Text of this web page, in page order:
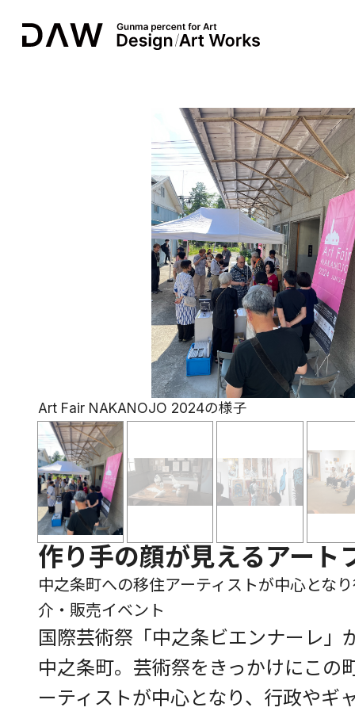
作り手の顔が見えるアート
中之条町への移住アーティストが中心とな
介・販売イベント
国際芸術祭「中之条ビエンナーレ」
中之条町。芸術祭をきっかけにこの
ーティストが中心となり、行政やギ
Art Fair NAKANOJO 2024の様子